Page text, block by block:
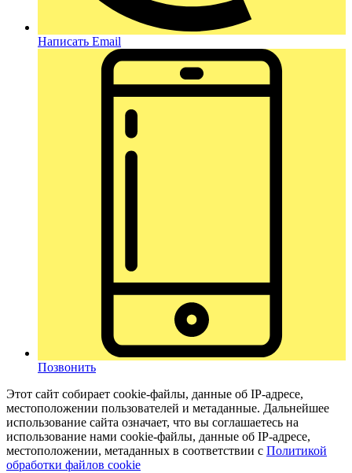
Написать Email
Позвонить
Этот сайт собирает cookie-файлы, данные об IP-адресе,
местоположении пользователей и метаданные. Дальнейшее
использование сайта означает, что вы соглашаетесь на
использование нами cookie-файлы, данные об IP-адресе,
местоположении, метаданных в соответствии с Политикой
обработки файлов cookie